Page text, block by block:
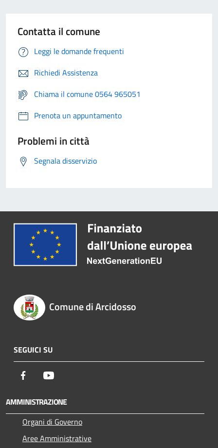
Contatta il comune
Leggi le domande frequenti
Richiedi Assistenza
Chiama il comune 0564 965051
Prenota un appuntamento
Problemi in città
Segnala disservizio
Comune di Arcidosso
SEGUICI SU
Facebook
AMMINISTRAZIONE
Organi di Governo
Aree Amministrative